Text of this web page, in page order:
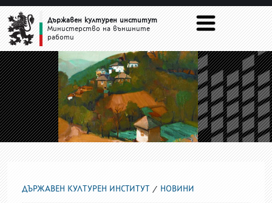
НОВИНИДържавен културен институт
Министерство на външните
работи
ДЪРЖАВЕН КУЛТУРЕН ИНСТИТУТ НОВИНИ